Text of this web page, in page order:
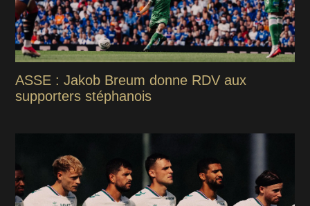
ASSE : Jakob Breum donne RDV aux
supporters stéphanois